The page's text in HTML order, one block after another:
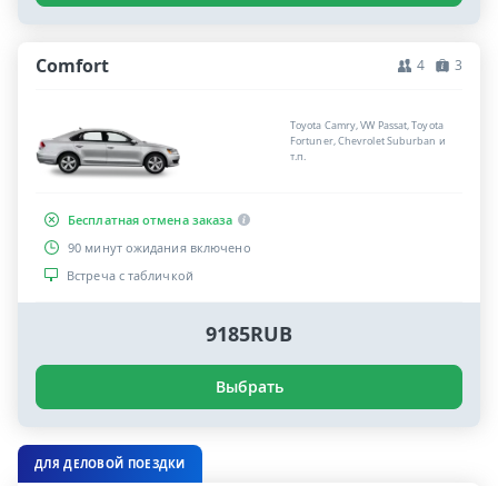
Comfort 4 3
Toyota Camry, VW Passat, Toyota
Fortuner, Chevrolet Suburban и
т.п.
Бесплатная отмена заказа
90 минут ожидания включено
Встреча с табличкой
9185RUB
Выбрать
ДЛЯ ДЕЛОВОЙ ПОЕЗДКИ